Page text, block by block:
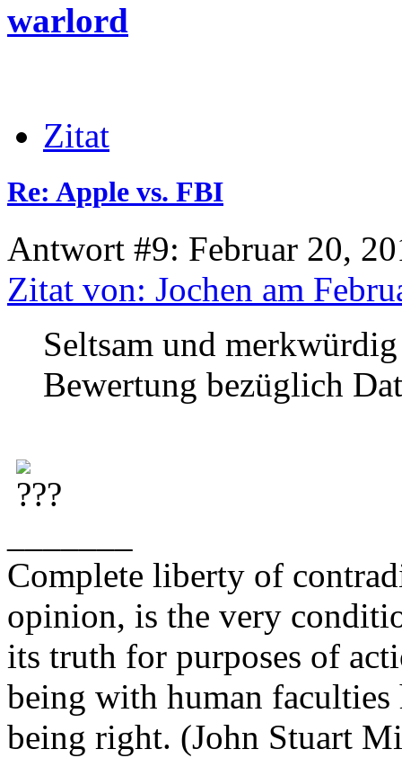
warlord
Zitat
Re: Apple vs. FBI
Antwort #9: Februar 20,
Zitat von: Jochen am
Seltsam und
Bewertung bezüglich
Complete liberty of
opinion, is the very
its truth for purposes of
being with human faculties
being right. (John Stuart